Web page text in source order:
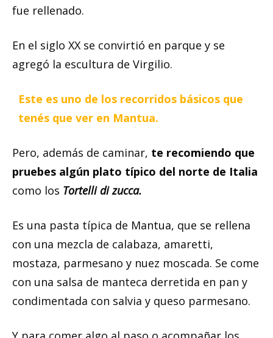
fue rellenado.
En el siglo XX se convirtió en parque y se
agregó la escultura de Virgilio.
Este es uno de los recorridos básicos que
tenés que ver en Mantua.
Pero, además de caminar, te recomiendo que
pruebes algún plato típico del norte de Italia
como los Tortelli di zucca.
Es una pasta típica de Mantua, que se rellena
con una mezcla de calabaza, amaretti,
mostaza, parmesano y nuez moscada. Se come
con una salsa de manteca derretida en pan y
condimentada con salvia y queso parmesano.